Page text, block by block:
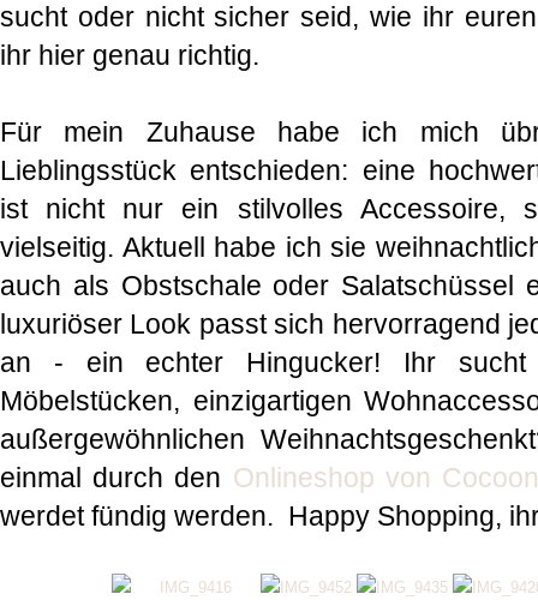
sucht oder nicht sicher seid, wie ihr
ihr hier genau richtig.
Für mein Zuhause habe ich mich
Lieblingsstück entschieden: eine
ist nicht nur ein stilvolles Accessoire,
vielseitig. Aktuell habe ich sie
auch als Obstschale oder Salatschüssel
luxuriöser Look passt sich hervorragend
an - ein echter Hingucker! Ihr sucht
Möbelstücken, einzigartigen
außergewöhnlichen
einmal durch den Onlineshop von
werdet fündig werden. Happy Shopping,